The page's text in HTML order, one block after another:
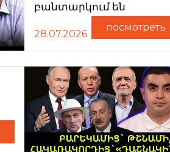
բանտարկում են
28.07.2026
посмотреть